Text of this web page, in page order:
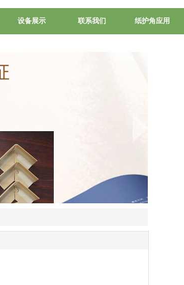
设备展示 联系我们 纸护角应用